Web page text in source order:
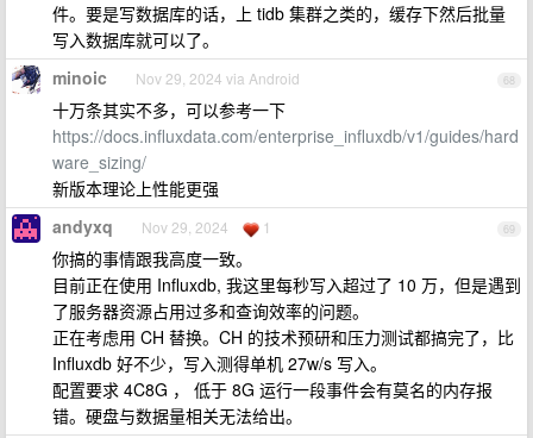
件。要是写数据库的话，上 tidb 集群之类的，缓存下然后批量
写入数据库就可以了。
68
minoic Nov 29, 2024 via Android
十万条其实不多，可以参考一下
https://docs.influxdata.com/enterprise_influxdb/v1/guides/hard
ware_sizing/
新版本理论上性能更强
69
andyxq Nov 29, 2024 1
你搞的事情跟我高度一致。
目前正在使用 Influxdb, 我这里每秒写入超过了 10 万，但是遇到
了服务器资源占用过多和查询效率的问题。
正在考虑用 CH 替换。CH 的技术预研和压力测试都搞完了，比
Influxdb 好不少，写入测得单机 27w/s 写入。
配置要求 4C8G ， 低于 8G 运行一段事件会有莫名的内存报
错。硬盘与数据量相关无法给出。